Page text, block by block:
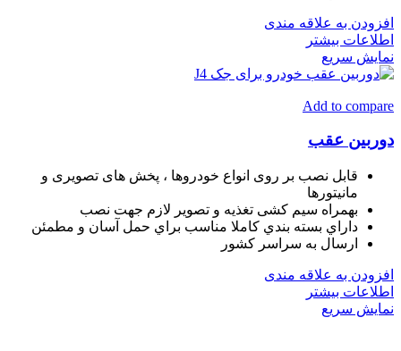
افزودن به علاقه مندی
اطلاعات بیشتر
نمایش سریع
Add to compare
دوربین عقب
قابل نصب بر روی انواع خودروها ، پخش های تصویری و
مانیتورها
بهمراه سیم کشی تغذیه و تصویر لازم جهت نصب
داراي بسته بندي كاملا مناسب براي حمل آسان و مطمئن
ارسال به سراسر كشور
افزودن به علاقه مندی
اطلاعات بیشتر
نمایش سریع